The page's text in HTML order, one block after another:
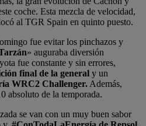
coche. Esta mezcla de velocidad,
al TGR Spain en quinto puesto.
fue evitar los pinchazos y
» auguraba diversión
fue constante y sin errores,
final de la general y un
WRC2 Challenger. Además,
absoluto de la temporada.
se van con un muy buen sabor